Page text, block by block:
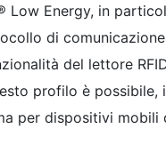
Energy, in
di
del lettore
profilo è possibile,
per dispositivi